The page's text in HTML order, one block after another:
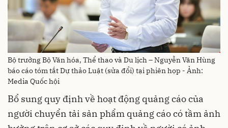
Bộ trưởng Bộ Văn hóa, Thể thao và Du lịch – Nguyễn Văn Hùng
báo cáo tóm tắt Dự thảo Luật (sửa đổi) tại phiên họp - Ảnh:
Media Quốc hội
Bổ sung quy định về hoạt động quảng cáo của
người chuyển tải sản phẩm quảng cáo có tầm ảnh